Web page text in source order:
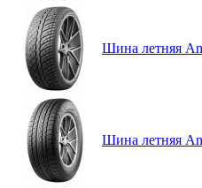
Шина летняя
Шина летняя